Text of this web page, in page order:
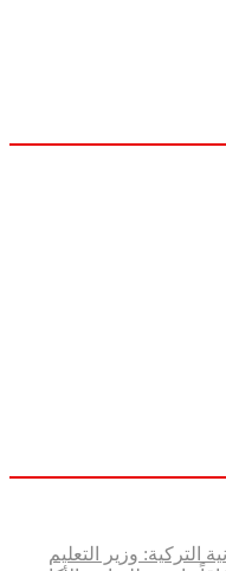
التركية: وزير التعليم